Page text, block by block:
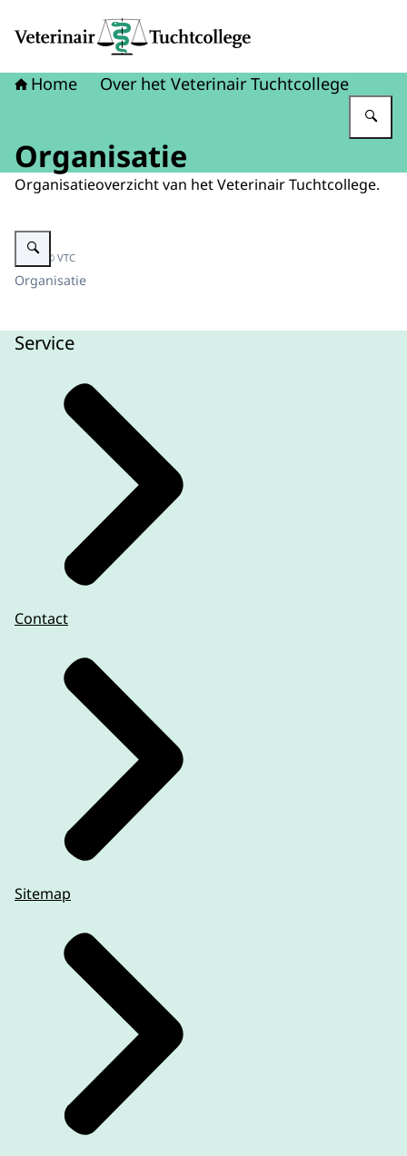
Home Over het Veterinair Tuchtcollege
Organisatie
Organisatieoverzicht van het Veterinair Tuchtcollege.
Vergroot afbeelding Overzicht organisatie
Beeld: © VTC
Organisatie
Service
Contact
Sitemap